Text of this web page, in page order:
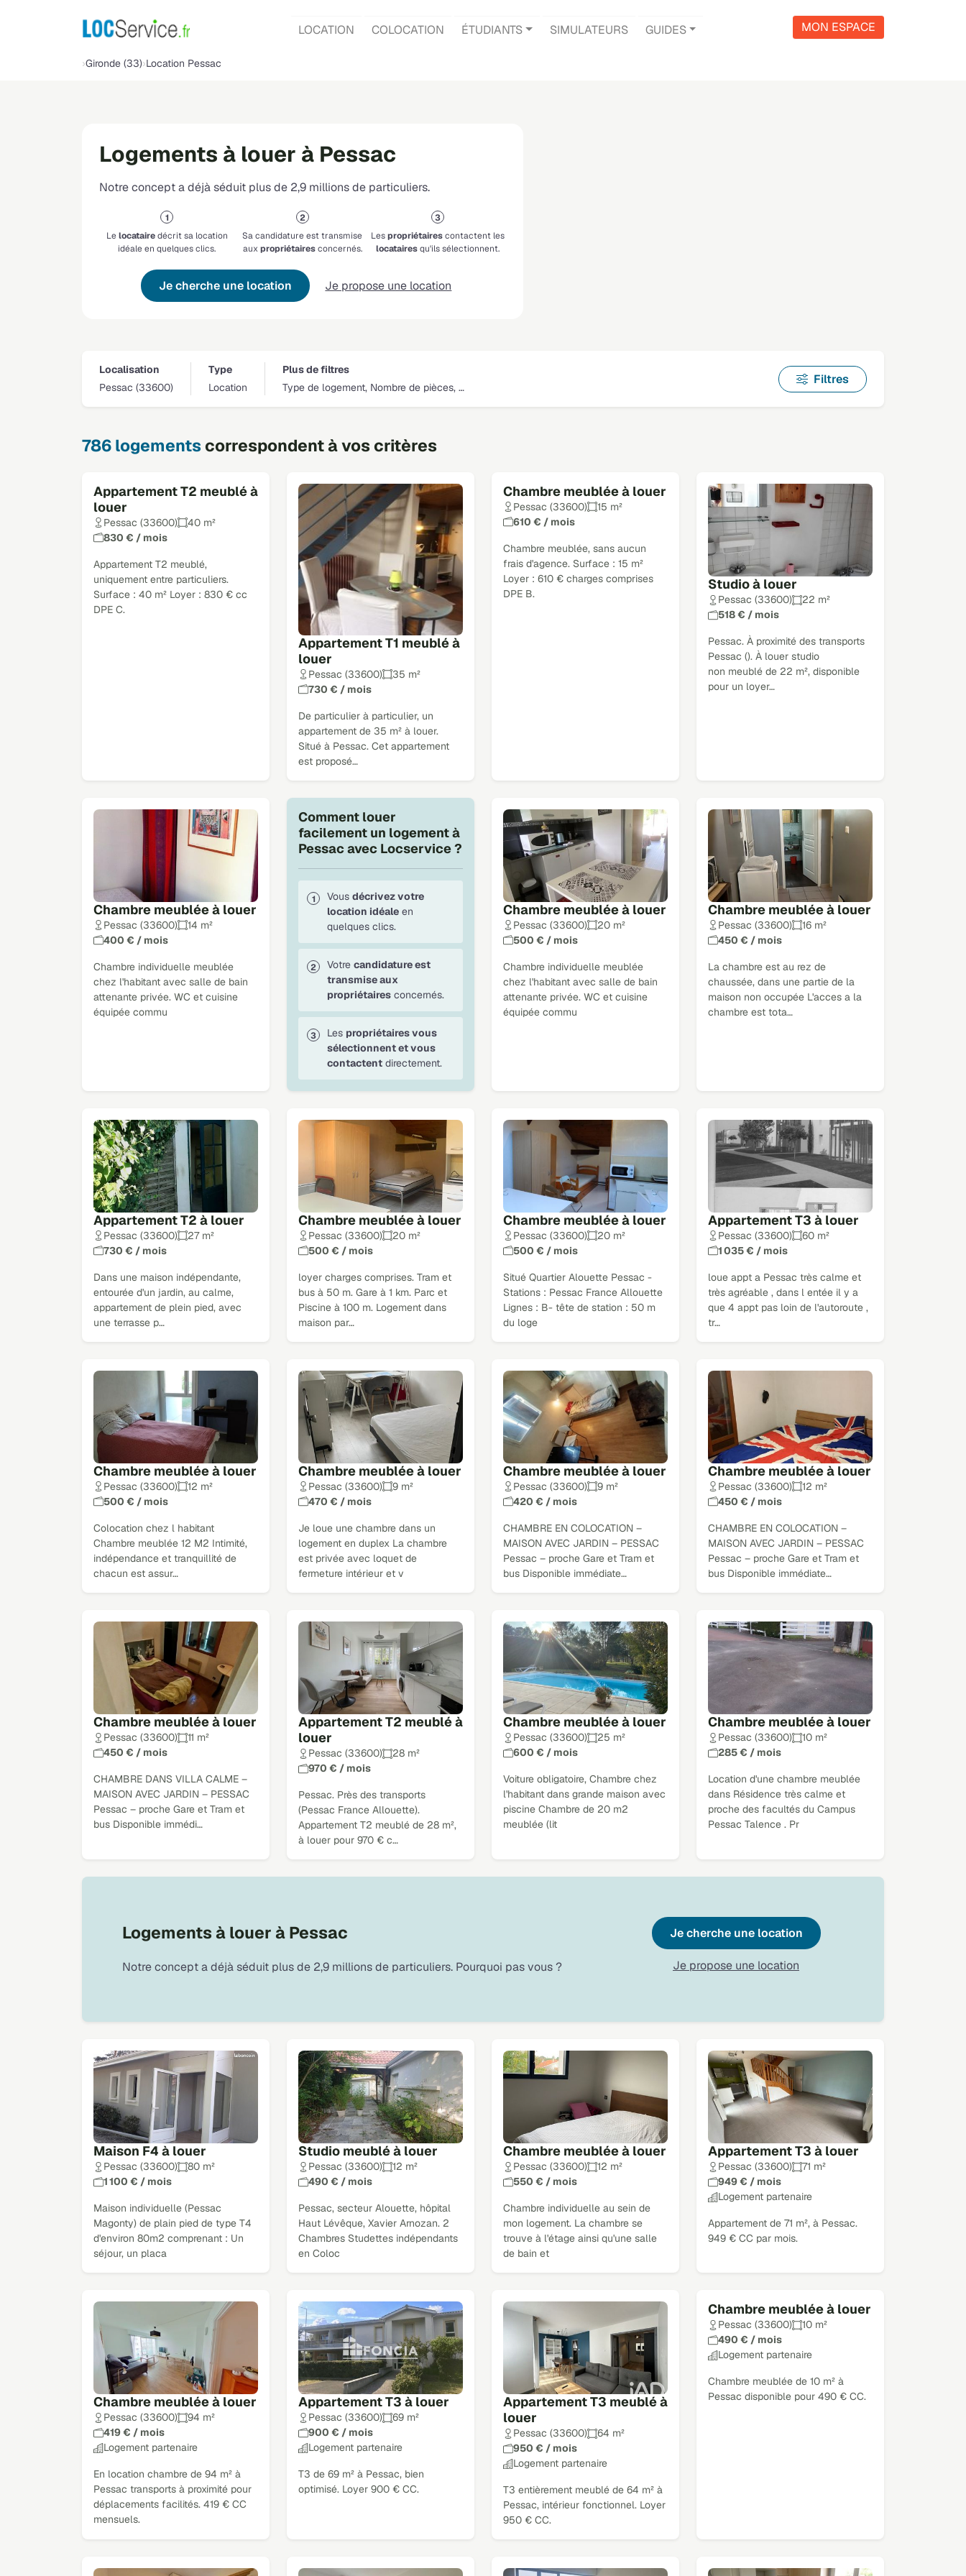
LOCATION COLOCATION ÉTUDIANTS SIMULATEURS GUIDES MON ESPACE
Gironde (33) Location Pessac
Logements à louer à Pessac
Notre concept a déjà séduit plus de 2,9 millions de particuliers.
Lelocatairedécrit sa location
idéale en quelques clics.
Sa candidature est transmise
auxpropriétairesconcernés.
Lespropriétairescontactent les
locatairesqu'ils sélectionnent.
Je cherche une location Je propose une location
Localisation
Pessac (33600)
Type
Location
Plus de filtres
Type de logement, Nombre de pièces, …
Filtres
786 logements correspondent à vos critères
Appartement T2 meublé à
louer
Pessac (33600)
40 m²
830 € / mois
Appartement T2 meublé,
uniquement entre particuliers.
Surface : 40 m² Loyer : 830 € cc
DPE C.
Appartement T1 meublé à
louer
Pessac (33600)
35 m²
730 € / mois
De particulier à particulier, un
appartement de 35 m² à louer.
Situé à Pessac. Cet appartement
est proposé…
Chambre meublée à louer
Pessac (33600)
15 m²
610 € / mois
Chambre meublée, sans aucun
frais d'agence. Surface : 15 m²
Loyer : 610 € charges comprises
DPE B.
Studio à louer
Pessac (33600)
22 m²
518 € / mois
Pessac. À proximité des transports
Pessac (). À louer studio
non meublé de 22 m², disponible
pour un loyer…
Chambre meublée à louer
Pessac (33600)
14 m²
400 € / mois
Chambre individuelle meublée
chez l'habitant avec salle de bain
attenante privée. WC et cuisine
équipée commu
Chambre meublée à louer
Pessac (33600)
20 m²
500 € / mois
Chambre individuelle meublée
chez l'habitant avec salle de bain
attenante privée. WC et cuisine
équipée commu
Chambre meublée à louer
Pessac (33600)
16 m²
450 € / mois
La chambre est au rez de
chaussée, dans une partie de la
maison non occupée L'acces a la
chambre est tota…
Appartement T2 à louer
Pessac (33600)
27 m²
730 € / mois
Dans une maison indépendante,
entourée d'un jardin, au calme,
appartement de plein pied, avec
une terrasse p…
Chambre meublée à louer
Pessac (33600)
20 m²
500 € / mois
loyer charges comprises. Tram et
bus à 50 m. Gare à 1 km. Parc et
Piscine à 100 m. Logement dans
maison par…
Chambre meublée à louer
Pessac (33600)
20 m²
500 € / mois
Situé Quartier Alouette Pessac -
Stations : Pessac France Allouette
Lignes : B- tête de station : 50 m
du loge
Appartement T3 à louer
Pessac (33600)
60 m²
1 035 € / mois
loue appt a Pessac très calme et
très agréable , dans l entée il y a
que 4 appt pas loin de l'autoroute ,
tr…
Chambre meublée à louer
Pessac (33600)
12 m²
500 € / mois
Colocation chez l habitant
Chambre meublée 12 M2 Intimité,
indépendance et tranquillité de
chacun est assur…
Chambre meublée à louer
Pessac (33600)
9 m²
470 € / mois
Je loue une chambre dans un
logement en duplex La chambre
est privée avec loquet de
fermeture intérieur et v
Chambre meublée à louer
Pessac (33600)
9 m²
420 € / mois
CHAMBRE EN COLOCATION –
MAISON AVEC JARDIN – PESSAC
Pessac – proche Gare et Tram et
bus Disponible immédiate…
Chambre meublée à louer
Pessac (33600)
12 m²
450 € / mois
CHAMBRE EN COLOCATION –
MAISON AVEC JARDIN – PESSAC
Pessac – proche Gare et Tram et
bus Disponible immédiate…
Chambre meublée à louer
Pessac (33600)
11 m²
450 € / mois
CHAMBRE DANS VILLA CALME –
MAISON AVEC JARDIN – PESSAC
Pessac – proche Gare et Tram et
bus Disponible immédi…
Appartement T2 meublé à
louer
Pessac (33600)
28 m²
970 € / mois
Pessac. Près des transports
(Pessac France Allouette).
Appartement T2 meublé de 28 m²,
à louer pour 970 € c…
Chambre meublée à louer
Pessac (33600)
25 m²
600 € / mois
Voiture obligatoire, Chambre chez
l'habitant dans grande maison avec
piscine Chambre de 20 m2
meublée (lit
Chambre meublée à louer
Pessac (33600)
10 m²
285 € / mois
Location d'une chambre meublée
dans Résidence très calme et
proche des facultés du Campus
Pessac Talence . Pr
Maison F4 à louer
Pessac (33600)
80 m²
1 100 € / mois
Maison individuelle (Pessac
Magonty) de plain pied de type T4
d'environ 80m2 comprenant : Un
séjour, un placa
Studio meublé à louer
Pessac (33600)
12 m²
490 € / mois
Pessac, secteur Alouette, hôpital
Haut Lévêque, Xavier Arnozan. 2
Chambres Studettes indépendants
en Coloc
Chambre meublée à louer
Pessac (33600)
12 m²
550 € / mois
Chambre individuelle au sein de
mon logement. La chambre se
trouve à l'étage ainsi qu'une salle
de bain et
Appartement T3 à louer
Pessac (33600)
71 m²
949 € / mois
Logement partenaire
Appartement de 71 m², à Pessac.
949 € CC par mois.
Chambre meublée à louer
Pessac (33600)
94 m²
419 € / mois
Logement partenaire
En location chambre de 94 m² à
Pessac transports à proximité pour
déplacements facilités. 419 € CC
mensuels.
Appartement T3 à louer
Pessac (33600)
69 m²
900 € / mois
Logement partenaire
T3 de 69 m² à Pessac, bien
optimisé. Loyer 900 € CC.
Appartement T3 meublé à
louer
Pessac (33600)
64 m²
950 € / mois
Logement partenaire
T3 entièrement meublé de 64 m² à
Pessac, intérieur fonctionnel. Loyer
950 € CC.
Chambre meublée à louer
Pessac (33600)
10 m²
490 € / mois
Logement partenaire
Chambre meublée de 10 m² à
Pessac disponible pour 490 € CC.
Comment louer
facilement un logement à
Pessac avec Locservice ?
Vous décrivez votre
location idéale en
quelques clics.
Votre candidature est
transmise aux
propriétaires concernés.
Les propriétaires vous
sélectionnent et vous
contactent directement.
Logements à louer à Pessac
Notre concept a déjà séduit plus de 2,9 millions de particuliers. Pourquoi pas vous ?
Je cherche une location
Je propose une location